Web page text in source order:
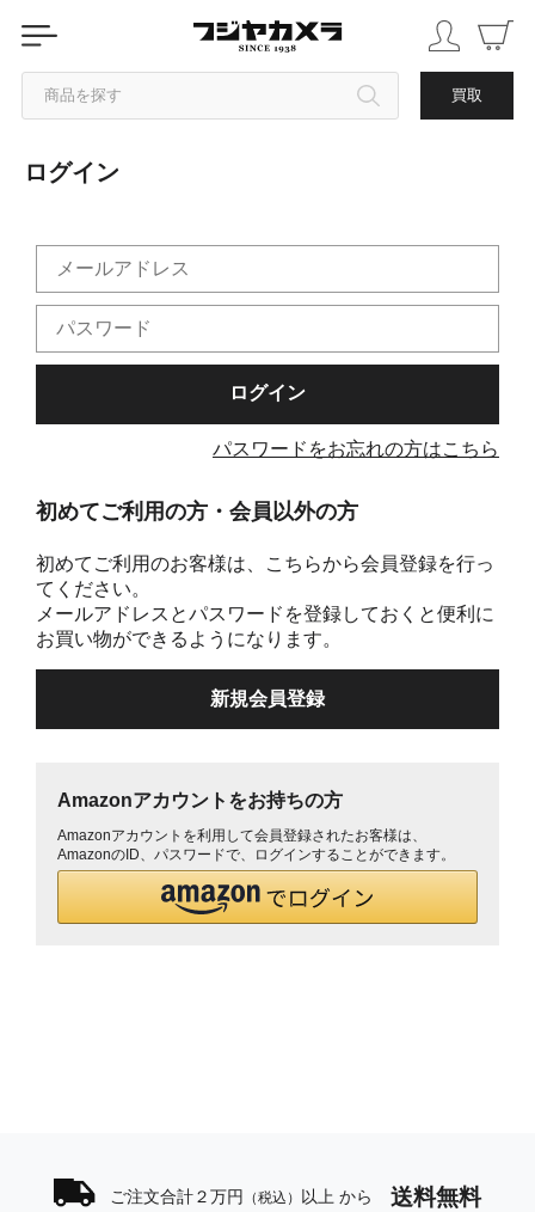
商品を探す 買取
カテゴリから探す
中古品を探す
ログイン
パスワードをお忘れの方はこちら
初めてご利用の方・会員以外の方
初めてご利用のお客様は、こちらから会員登録を行っ
てください。
メールアドレスとパスワードを登録しておくと便利に
お買い物ができるようになります。
Amazonアカウントをお持ちの方
Amazonアカウントを利用して会員登録されたお客様は、
AmazonのID、パスワードで、ログインすることができます。
ご注文合計２万円 （税込） 以上 から 送料無料